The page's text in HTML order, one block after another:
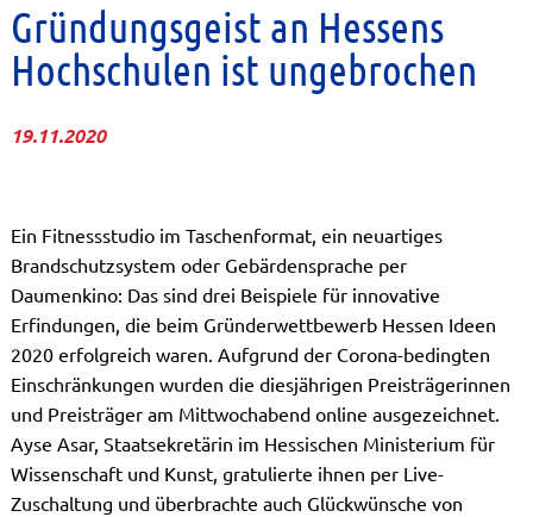
Gründungsgeist an Hessens
Hochschulen ist ungebrochen
19.11.2020
Ein Fitnessstudio im Taschenformat, ein neuartiges
Brandschutzsystem oder Gebärdensprache per
Daumenkino: Das sind drei Beispiele für innovative
Erfindungen, die beim Gründerwettbewerb Hessen Ideen
2020 erfolgreich waren. Aufgrund der Corona-bedingten
Einschränkungen wurden die diesjährigen Preisträgerinnen
und Preisträger am Mittwochabend online ausgezeichnet.
Ayse Asar, Staatsekretärin im Hessischen Ministerium für
Wissenschaft und Kunst, gratulierte ihnen per Live-
Zuschaltung und überbrachte auch Glückwünsche von